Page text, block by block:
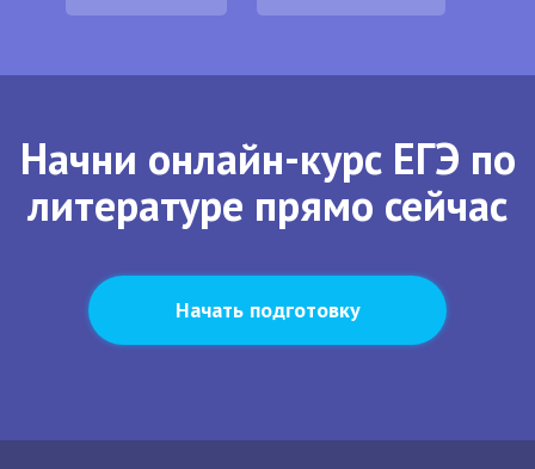
Начни онлайн-курс ЕГЭ по
литературе прямо сейчас
Начать подготовку